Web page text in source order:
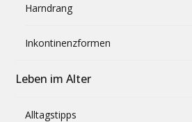
Harndrang
Inkontinenzformen
Leben im Alter
Alltagstipps